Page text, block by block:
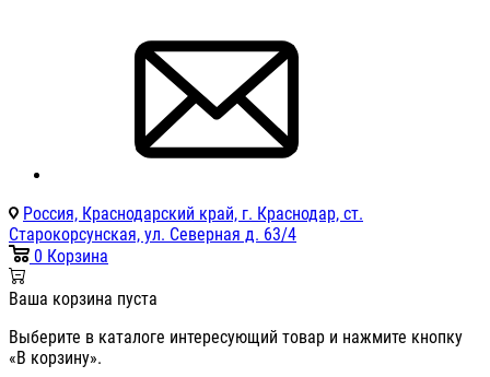
Россия, Краснодарский край, г. Краснодар, ст.
Старокорсунская, ул. Северная д. 63/4
0 Корзина
Ваша корзина пуста
Выберите в каталоге интересующий товар и нажмите кнопку
«В корзину».